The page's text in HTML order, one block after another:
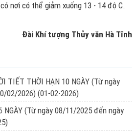
nơi có thể giảm xuống 13 - 14 độ C.
Đài Khí tượng Thủy văn Hà Tĩnh
TIẾT THỜI HẠN 10 NGÀY (Từ ngày
02/2026) (01-02-2026)
NGÀY (Từ ngày 08/11/2025 đến ngày